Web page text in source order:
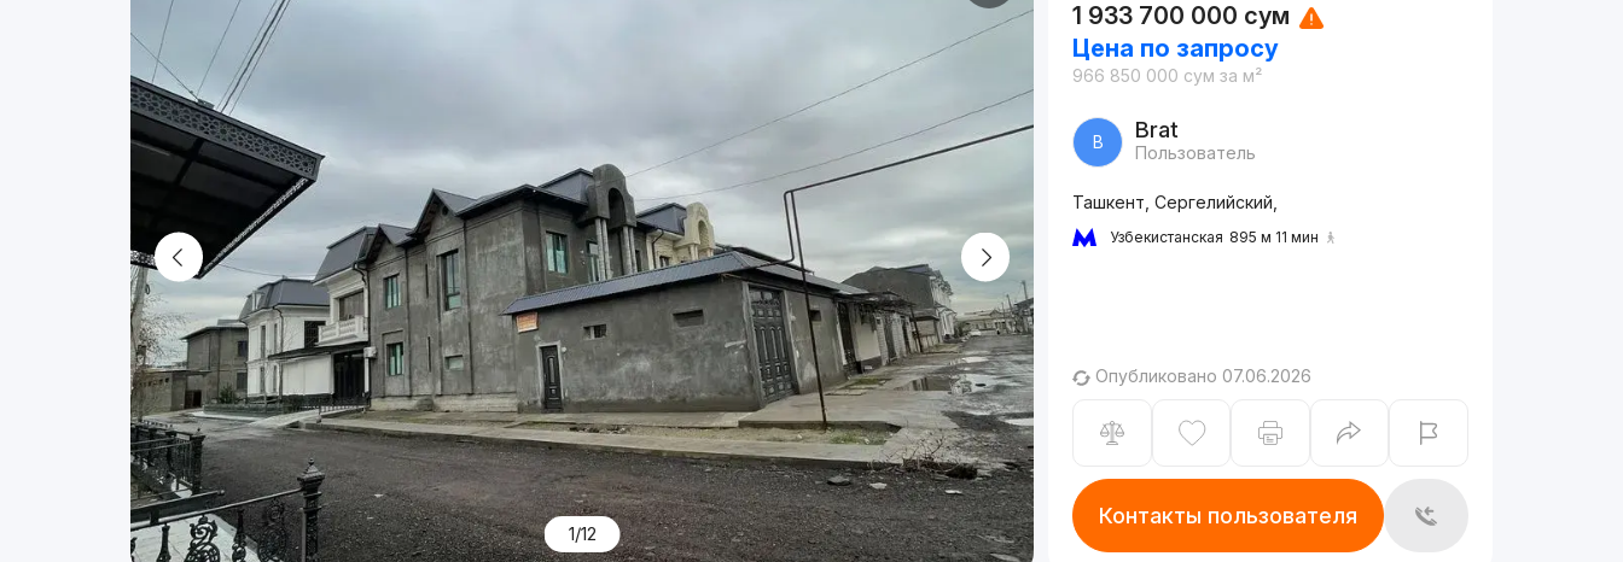
1/12
1 933 700 000 сум
Цена по запросу
966 850 000 сум за м²
B Brat
Пользователь
Ташкент, Сергелийский,
Узбекистанская 895 м 11 мин
Опубликовано 07.06.2026
Контакты пользователя